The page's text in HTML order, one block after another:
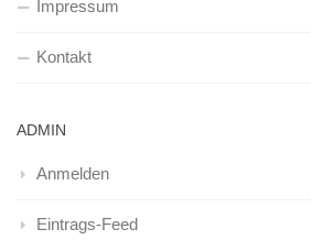
Impressum
Kontakt
ADMIN
Anmelden
Eintrags-Feed